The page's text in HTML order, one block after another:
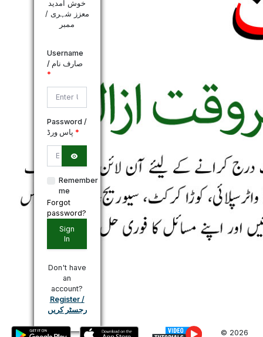
خوش آمدید
معزز شہری /
ممبر
Username
Password /
Remember
me
Forgot
password?
Sign
In
Don't have
an
account?
Register /
رجسٹر کریں